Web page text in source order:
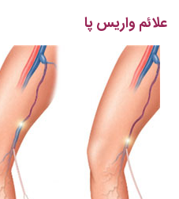
علائم واریس پا